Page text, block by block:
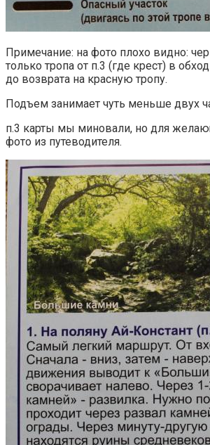
Примечание: на фото плохо видно:
только тропа от п.3 (где крест) в
до возврата на красную тропу.
Подъем занимает чуть меньше двух
п.3 карты мы миновали, но для
фото из путеводителя.